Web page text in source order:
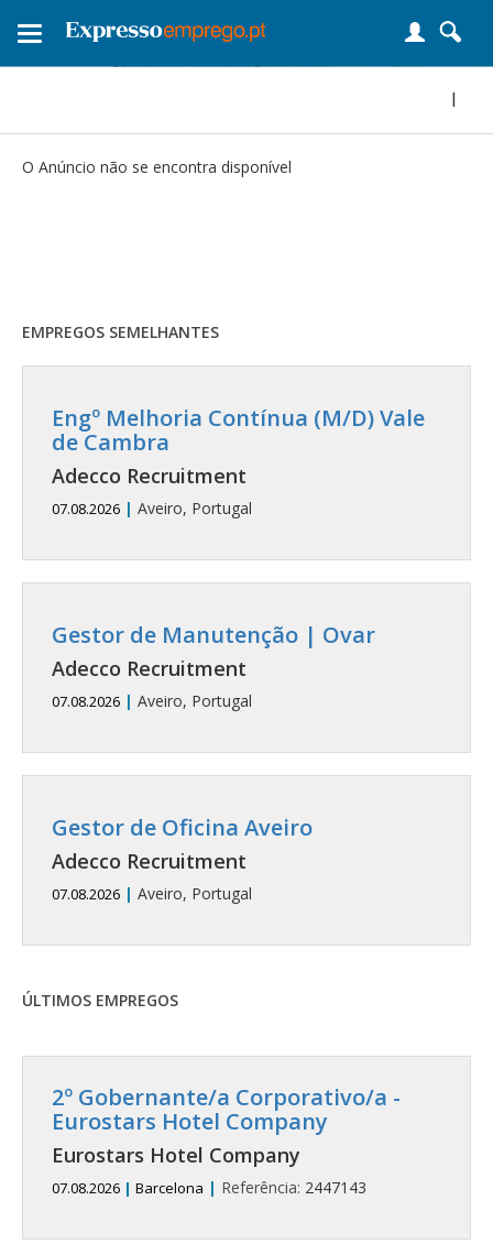
Toggle
|
O Anúncio não se encontra disponível
EMPREGOS SEMELHANTES
Engº Melhoria Contínua (M/D) Vale
de Cambra
Adecco Recruitment
07.08.2026 | Aveiro, Portugal
Gestor de Manutenção | Ovar
Adecco Recruitment
07.08.2026 | Aveiro, Portugal
Gestor de Oficina Aveiro
Adecco Recruitment
07.08.2026 | Aveiro, Portugal
ÚLTIMOS EMPREGOS
2º Gobernante/a Corporativo/a -
Eurostars Hotel Company
Eurostars Hotel Company
07.08.2026 | Barcelona | Referência: 2447143